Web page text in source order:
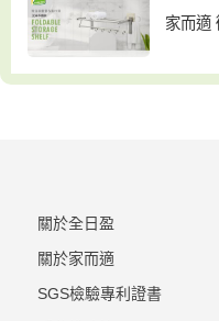
家而適
關於全日盈
關於家而適
SGS檢驗專利證書